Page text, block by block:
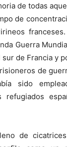
de todas
de
Guerra
de Francia y
de
sido
refugiados
de